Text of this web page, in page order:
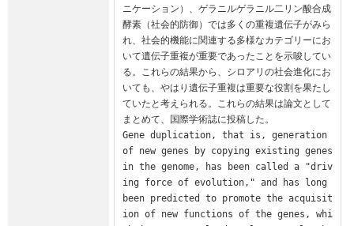
ニケーション）、ゲラニルゲラニル二リン酸合成
酵素（社会的防御）では多くの重複遺伝子がみら
れ、社会的機能に関連する多様なカテゴリーにお
いて遺伝子重複が重要であったことを示唆してい
る。これらの結果から、シロアリの社会進化にお
いても、やはり遺伝子重複は重要な役割を果たし
ていたと考えられる。これらの結果は論文として
まとめて、国際学術誌に投稿した。
Gene duplication, that is, generation
of new genes by copying existing genes
in the genome, has been called a "driv
ing force of evolution," and has long
been predicted to promote the acquisit
ion of new functions of the genes, whi